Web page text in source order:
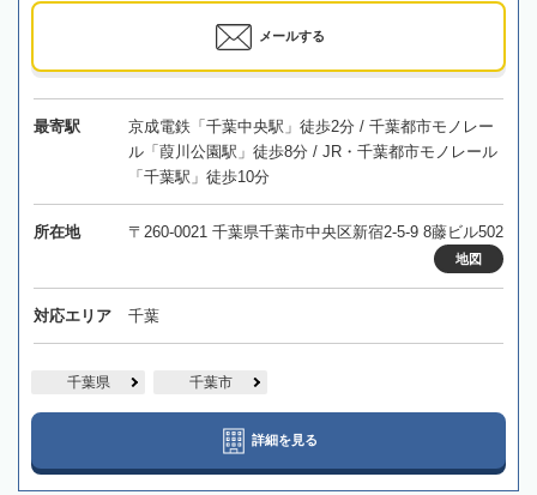
メールする
最寄駅
京成電鉄「千葉中央駅」徒歩2分 / 千葉都市モノレー
ル「葭川公園駅」徒歩8分 / JR・千葉都市モノレール
「千葉駅」徒歩10分
所在地 〒260-0021 千葉県千葉市中央区新宿2-5-9 8藤ビル502
地図
対応エリア 千葉
千葉県 千葉市
詳細を見る